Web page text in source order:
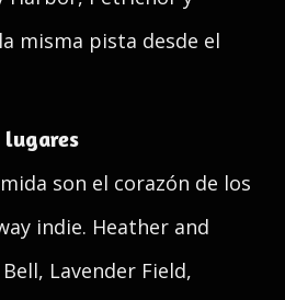
misma pista desde el
lugares
son el corazón de los
indie. Heather and
Lavender Field,